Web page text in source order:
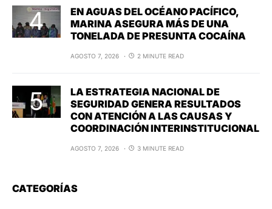
EN AGUAS DEL OCÉANO PACÍFICO,
MARINA ASEGURA MÁS DE UNA
TONELADA DE PRESUNTA COCAÍNA
AGOSTO 7, 2026 2 MINUTE READ
LA ESTRATEGIA NACIONAL DE
SEGURIDAD GENERA RESULTADOS
CON ATENCIÓN A LAS CAUSAS Y
COORDINACIÓN INTERINSTITUCIONAL
AGOSTO 7, 2026 3 MINUTE READ
CATEGORÍAS